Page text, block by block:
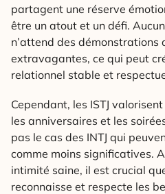
partagent une réserve
être un atout et un défi.
n’attend des démonstrations
extravagantes, ce qui peut
relationnel stable et
Cependant, les ISTJ
les anniversaires et les
pas le cas des INTJ qui
comme moins significatives.
intimité saine, il est crucial
reconnaisse et respecte les